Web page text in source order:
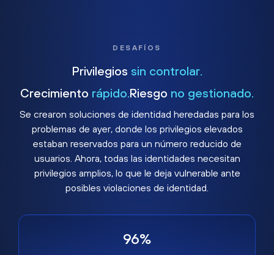
DESAFÍOS
Privilegios sin controlar.
Crecimiento rápido. Riesgo no gestionado.
Se crearon soluciones de identidad heredadas para los
problemas de ayer, donde los privilegios elevados
estaban reservados para un número reducido de
usuarios. Ahora, todas las identidades necesitan
privilegios amplios, lo que le deja vulnerable ante
posibles violaciones de identidad.
96%